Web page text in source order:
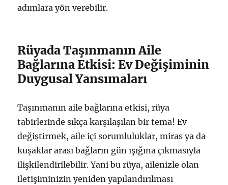
adımlara yön verebilir.
Rüyada Taşınmanın Aile
Bağlarına Etkisi: Ev Değişiminin
Duygusal Yansımaları
Taşınmanın aile bağlarına etkisi, rüya
tabirlerinde sıkça karşılaşılan bir tema! Ev
değiştirmek, aile içi sorumluluklar, miras ya da
kuşaklar arası bağların gün ışığına çıkmasıyla
ilişkilendirilebilir. Yani bu rüya, ailenizle olan
iletişiminizin yeniden yapılandırılması